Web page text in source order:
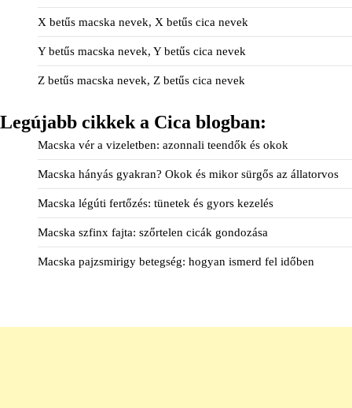
X betűs macska nevek, X betűs cica nevek
Y betűs macska nevek, Y betűs cica nevek
Z betűs macska nevek, Z betűs cica nevek
Legújabb cikkek a Cica blogban:
Macska vér a vizeletben: azonnali teendők és okok
Macska hányás gyakran? Okok és mikor sürgős az állatorvos
Macska légúti fertőzés: tünetek és gyors kezelés
Macska szfinx fajta: szőrtelen cicák gondozása
Macska pajzsmirigy betegség: hogyan ismerd fel időben